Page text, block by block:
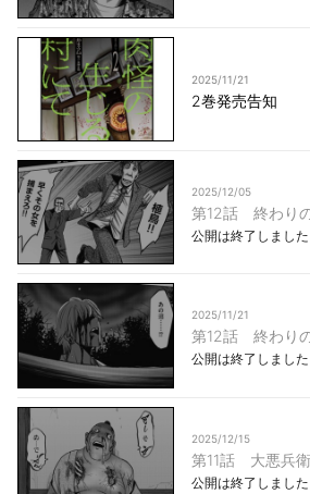
2025/11/21
2巻発売告知
2025/12/05
第12話 終わり
公開は終了しました
2025/11/21
第12話 終わり
公開は終了しました
2025/12/15
第11話 大悪兵
公開は終了しました